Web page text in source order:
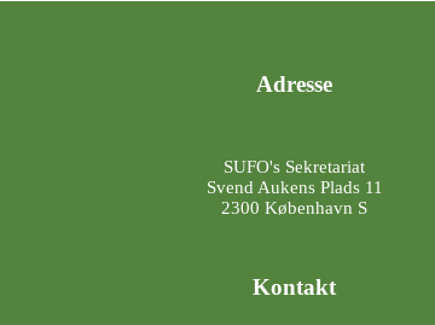
Adresse
SUFO's Sekretariat
Svend Aukens Plads 11
2300 København S
Kontakt